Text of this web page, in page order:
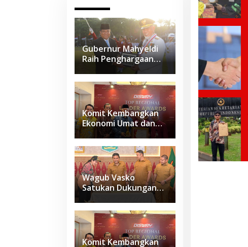
Gubernur Mahyeldi
Raih Penghargaan
Kartika Pamong Praja
Madya dari IPDN
Komit Kembangkan
Ekonomi Umat dan
Budaya Halal di
Sumbar, Gubernur
Mahyeldi Raih
Penghargaan
Nasional
Wagub Vasko
Satukan Dukungan
Daerah, Sumbar
Siapkan Usulan
Kawasan
Sawahlunto–
Sijunjung–
Komit Kembangkan